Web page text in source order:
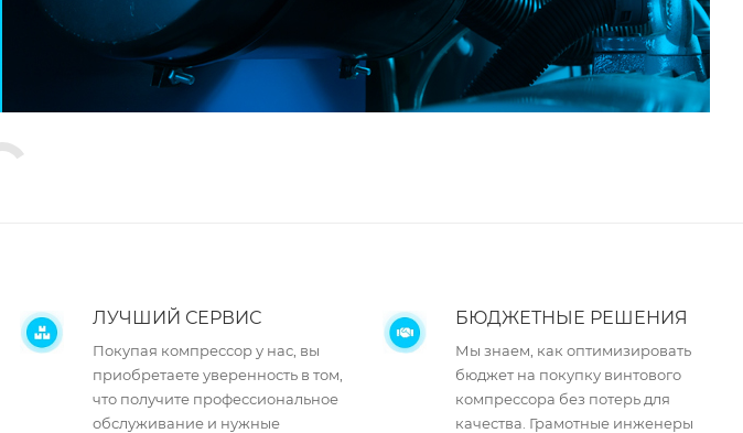
ЛУЧШИЙ СЕРВИС
Покупая компрессор у нас, вы
приобретаете уверенность в том,
что получите профессиональное
обслуживание и нужные
БЮДЖЕТНЫЕ РЕШЕНИЯ
Мы знаем, как оптимизировать
бюджет на покупку винтового
компрессора без потерь для
качества. Грамотные инженеры